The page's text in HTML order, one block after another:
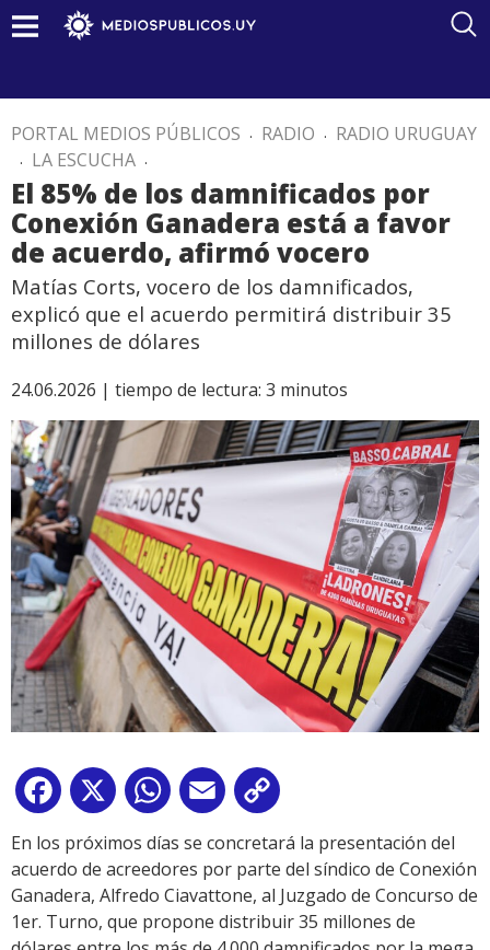
PORTAL MEDIOS PÚBLICOS . RADIO . RADIO URUGUAY
. LA ESCUCHA .
El 85% de los damnificados por
Conexión Ganadera está a favor
de acuerdo, afirmó vocero
Matías Corts, vocero de los damnificados,
explicó que el acuerdo permitirá distribuir 35
millones de dólares
24.06.2026 | tiempo de lectura: 3 minutos
Facebook
X WhatsApp
Email
Link
En los próximos días se concretará la presentación del
acuerdo de acreedores por parte del síndico de Conexión
Ganadera, Alfredo Ciavattone, al Juzgado de Concurso de
1er. Turno, que propone distribuir 35 millones de